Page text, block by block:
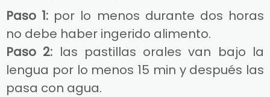
Paso 1: por lo menos durante dos horas
no debe haber ingerido alimento.
Paso 2: las pastillas orales van bajo la
lengua por lo menos 15 min y después las
pasa con agua.